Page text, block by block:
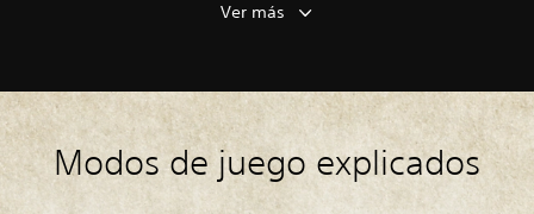
Ver más
Modos de juego explicados